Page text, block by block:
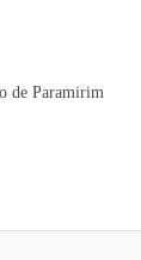
de Paramirim